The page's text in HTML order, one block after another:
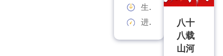
生产能力：
进料规格：
八十
八载
山河